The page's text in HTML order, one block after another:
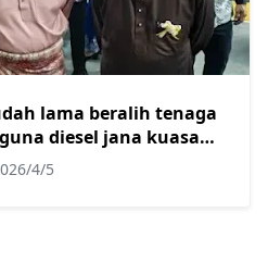
lama beralih tenaga
diesel jana kuasa
4/5